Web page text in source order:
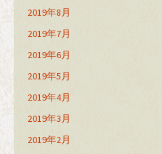
2019年8月
2019年7月
2019年6月
2019年5月
2019年4月
2019年3月
2019年2月